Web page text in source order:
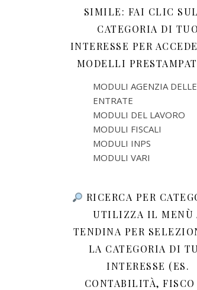
SIMILE: FAI CLIC
CATEGORIA DI TUO
INTERESSE PER
MODELLI
MODULI AGENZIA DELLE
ENTRATE
MODULI DEL LAVORO
MODULI FISCALI
MODULI INPS
MODULI VARI
RICERCA PER
UTILIZZA IL MENÙ
TENDINA PER
LA CATEGORIA DI
INTERESSE (ES.
CONTABILITÀ,